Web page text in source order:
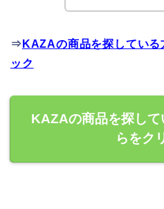
⇒ KAZAの商品を探している
ック
KAZAの商品を探し
らをク